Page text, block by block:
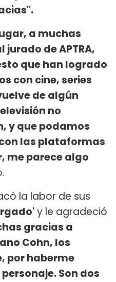
a muchas
jurado de APTRA,
que han logrado
con cine, series
de algún
no
y que podamos
las plataformas
me parece algo
la labor de sus
y le agradeció
gracias a
Cohn, los
por haberme
Son dos